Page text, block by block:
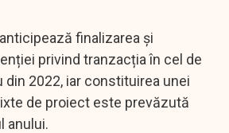
finalizarea și
privind tranzacția în cel de
2022, iar constituirea unei
de proiect este prevăzută
anului.